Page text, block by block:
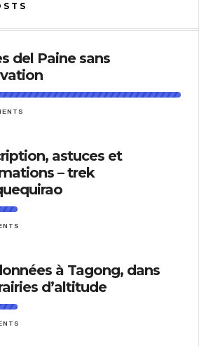
del Paine sans
astuces et
– trek
à Tagong, dans
d’altitude